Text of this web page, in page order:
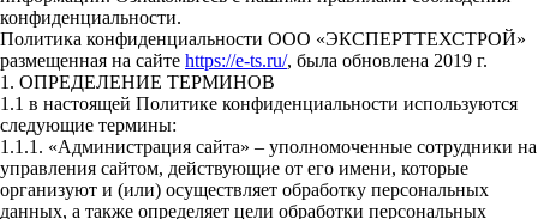
конфиденциальности.
Политика конфиденциальности ООО «ЭКСПЕРТТЕХСТРОЙ»
размещенная на сайте https://e-ts.ru/, была обновлена 2019 г.
1. ОПРЕДЕЛЕНИЕ ТЕРМИНОВ
1.1 в настоящей Политике конфиденциальности используются
следующие термины:
1.1.1. «Администрация сайта» – уполномоченные сотрудники на
управления сайтом, действующие от его имени, которые
организуют и (или) осуществляет обработку персональных
данных, а также определяет цели обработки персональных